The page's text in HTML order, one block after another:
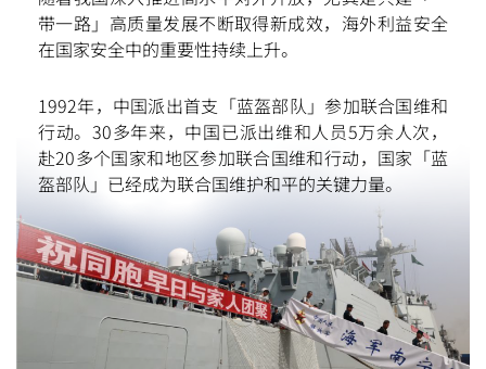
带一路」高质量发展不断取得新成效，海外利益安全
在国家安全中的重要性持续上升。
1992年，中国派出首支「蓝盔部队」参加联合国维和
行动。30多年来，中国已派出维和人员5万余人次，
赴20多个国家和地区参加联合国维和行动，国家「蓝
盔部队」已经成为联合国维护和平的关键力量。